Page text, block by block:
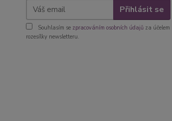
Přihlásit se
Souhlasím se zpracováním osobních údajů za účelem
rozesílky newsletteru.